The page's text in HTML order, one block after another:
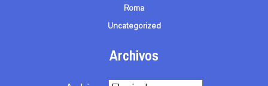
Roma
Uncategorized
Archivos